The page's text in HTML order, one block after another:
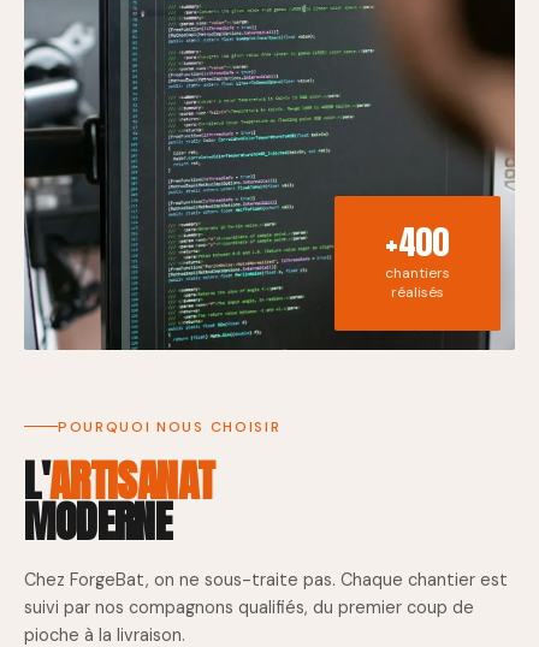
+400
chantiers
réalisés
POURQUOI NOUS CHOISIR
L'ARTISANAT
MODERNE
Chez ForgeBat, on ne sous-traite pas. Chaque chantier est
suivi par nos compagnons qualifiés, du premier coup de
pioche à la livraison.